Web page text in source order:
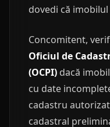
dovedi că
Concomitent,
Oficiul de
(OCPI) dacă
cu date
cadastru
cadastral